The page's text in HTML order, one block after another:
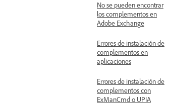
No se pueden encontrar
los complementos en
Adobe Exchange
Errores de instalación de
complementos en
aplicaciones
Errores de instalación de
complementos con
ExManCmd o UPIA